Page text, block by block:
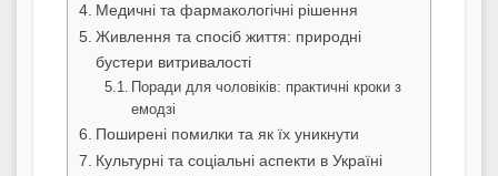
Медичні та фармакологічні рішення
Живлення та спосіб життя: природні
бустери витривалості
Поради для чоловіків: практичні кроки з
емодзі
Поширені помилки та як їх уникнути
Культурні та соціальні аспекти в Україні